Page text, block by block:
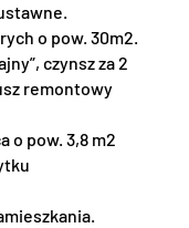
o pow. 30m2.
czynsz za 2
remontowy
o pow. 3,8 m2